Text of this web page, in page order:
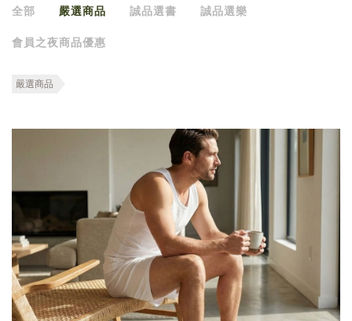
全部 嚴選商品 誠品選書 誠品選樂
會員之夜商品優惠
嚴選商品